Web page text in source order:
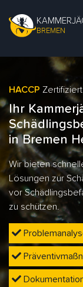
BREMEN
HACCP Zertifiziert
Ihr
in Bremen
Wir bieten
Lösungen zur
vor
zu schützen.